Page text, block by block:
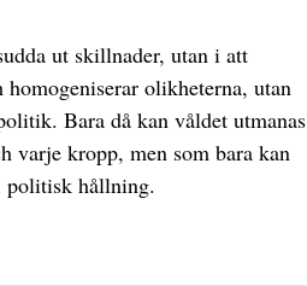
ut skillnader, utan i att
olikheterna, utan
Bara då kan våldet utmanas
varje kropp, men som bara kan
politisk hållning.